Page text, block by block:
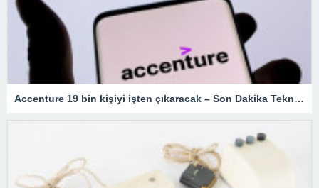
Accenture 19 bin kişiyi işten çıkaracak – Son Dakika Teknoloji Haberleri